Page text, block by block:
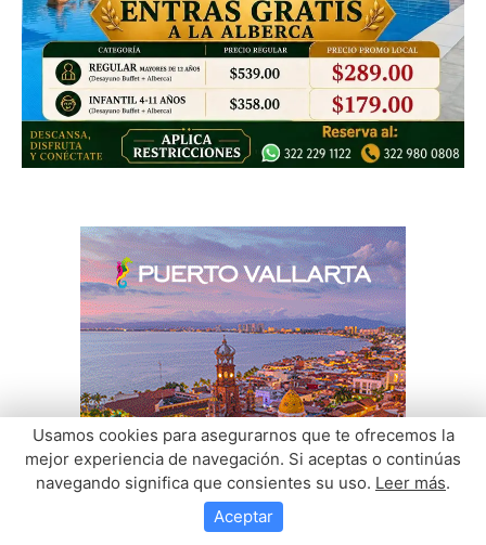
Usamos cookies para asegurarnos que te ofrecemos la
mejor experiencia de navegación. Si aceptas o continúas
navegando significa que consientes su uso. Leer más.
Aceptar